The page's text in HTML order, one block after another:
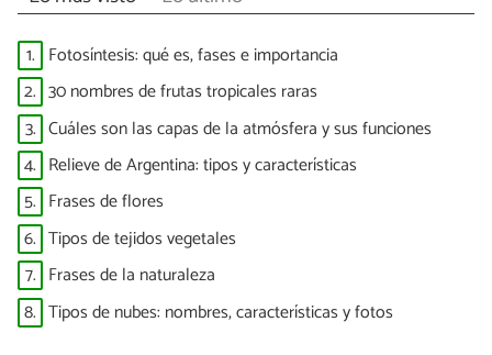
1. Fotosíntesis: qué es, fases e importancia
2. 30 nombres de frutas tropicales raras
3. Cuáles son las capas de la atmósfera y sus funciones
4. Relieve de Argentina: tipos y características
5. Frases de flores
6. Tipos de tejidos vegetales
7. Frases de la naturaleza
8. Tipos de nubes: nombres, características y fotos